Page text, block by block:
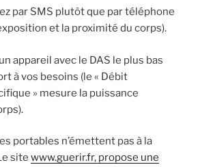
par SMS plutôt que par téléphone
et la proximité du corps).
appareil avec le DAS le plus bas
à vos besoins (le « Débit
» mesure la puissance
portables n’émettent pas à la
site www.guerir.fr, propose une